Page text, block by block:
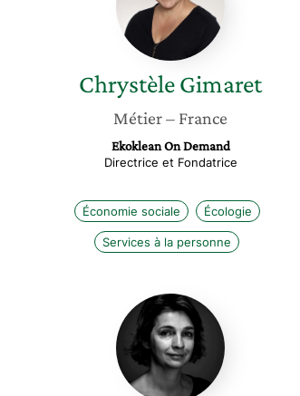
ChrystèleGimaret
Métier– France
Ekoklean On Demand
Directrice et Fondatrice
Économie sociale Écologie
Services à la personne
Isabelle
Puech